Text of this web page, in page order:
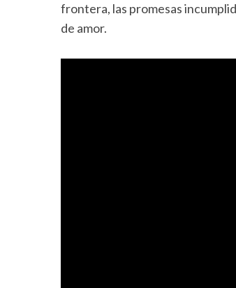
frontera, las promesas
de amor.